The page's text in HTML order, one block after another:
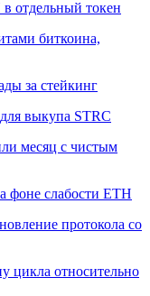
отдельный токен
биткоина,
за стейкинг
выкупа STRC
месяц с чистым
фоне слабости ETH
протокола со
цикла относительно